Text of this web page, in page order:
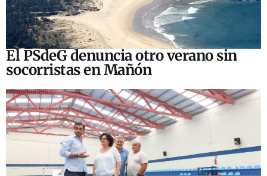
El PSdeG denuncia otro verano sin
socorristas en Mañón